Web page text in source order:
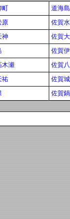
町
道海
原
佐賀
神
佐賀
佐賀
木瀬
佐賀
祐
佐賀
佐賀